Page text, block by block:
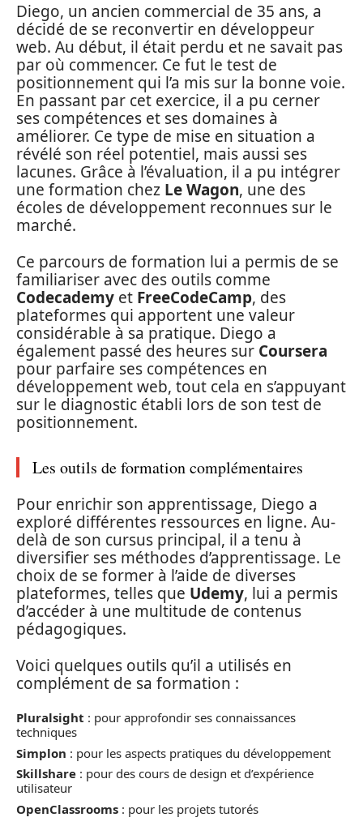
Diego, un ancien commercial de 35 ans, a
décidé de se reconvertir en développeur
web. Au début, il était perdu et ne savait pas
par où commencer. Ce fut le test de
positionnement qui l’a mis sur la bonne voie.
En passant par cet exercice, il a pu cerner
ses compétences et ses domaines à
améliorer. Ce type de mise en situation a
révélé son réel potentiel, mais aussi ses
lacunes. Grâce à l’évaluation, il a pu intégrer
une formation chez Le Wagon, une des
écoles de développement reconnues sur le
marché.
Ce parcours de formation lui a permis de se
familiariser avec des outils comme
Codecademy et FreeCodeCamp, des
plateformes qui apportent une valeur
considérable à sa pratique. Diego a
également passé des heures sur Coursera
pour parfaire ses compétences en
développement web, tout cela en s’appuyant
sur le diagnostic établi lors de son test de
positionnement.
Les outils de formation complémentaires
Pour enrichir son apprentissage, Diego a
exploré différentes ressources en ligne. Au-
delà de son cursus principal, il a tenu à
diversifier ses méthodes d’apprentissage. Le
choix de se former à l’aide de diverses
plateformes, telles que Udemy, lui a permis
d’accéder à une multitude de contenus
pédagogiques.
Voici quelques outils qu’il a utilisés en
complément de sa formation :
Pluralsight : pour approfondir ses connaissances
techniques
Simplon : pour les aspects pratiques du développement
Skillshare : pour des cours de design et d’expérience
utilisateur
OpenClassrooms : pour les projets tutorés